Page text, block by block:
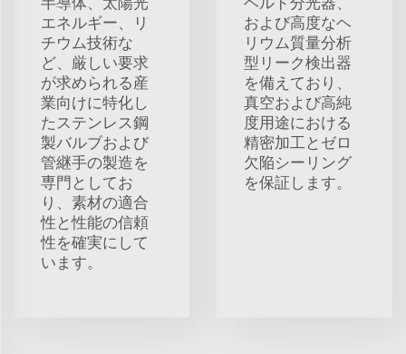
エネルギー、リ
チウム技術な
ど、厳しい要求
が求められる産
業向けに特化し
たステンレス鋼
製バルブおよび
管継手の製造を
専門としてお
り、素材の適合
性と性能の信頼
性を確実にして
います。
および高度なヘ
リウム質量分析
型リーク検出器
を備えており、
真空および高純
度用途における
精密加工とゼロ
欠陥シーリング
を保証します。